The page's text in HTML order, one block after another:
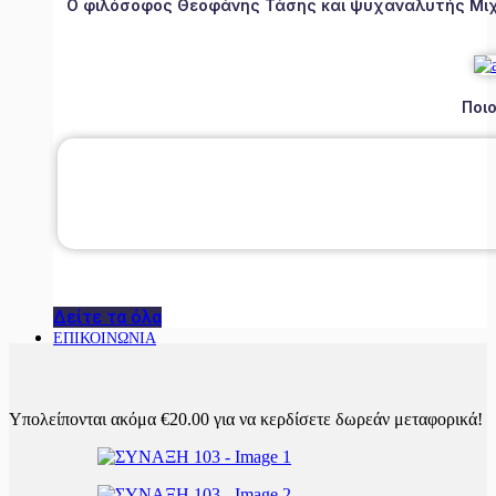
Ο φιλόσοφος Θεοφάνης Τάσης και ψυχαναλυτής
Δείτε τα όλα
ΕΠΙΚΟΙΝΩΝΙΑ
Υπολείπονται ακόμα €20.00 για να κερδίσετε δωρεάν μεταφορικά!